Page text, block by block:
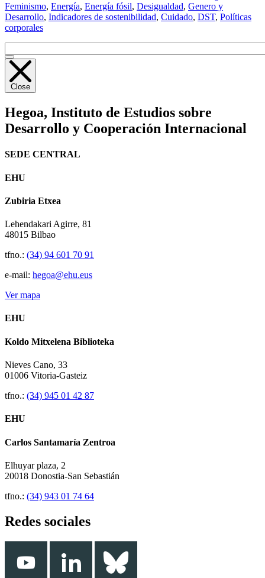
Feminismo, Energía, Energía fósil, Desigualdad, Genero y
Desarrollo, Indicadores de sostenibilidad, Cuidado, DST, Políticas
corporales
Close
Hegoa, Instituto de Estudios sobre
Desarrollo y Cooperación Internacional
SEDE CENTRAL
EHU
Zubiria Etxea
Lehendakari Agirre, 81
48015 Bilbao
tfno.: (34) 94 601 70 91
e-mail: hegoa@ehu.eus
Ver mapa
EHU
Koldo Mitxelena Biblioteka
Nieves Cano, 33
01006 Vitoria-Gasteiz
tfno.: (34) 945 01 42 87
EHU
Carlos Santamaría Zentroa
Elhuyar plaza, 2
20018 Donostia-San Sebastián
tfno.: (34) 943 01 74 64
Redes sociales